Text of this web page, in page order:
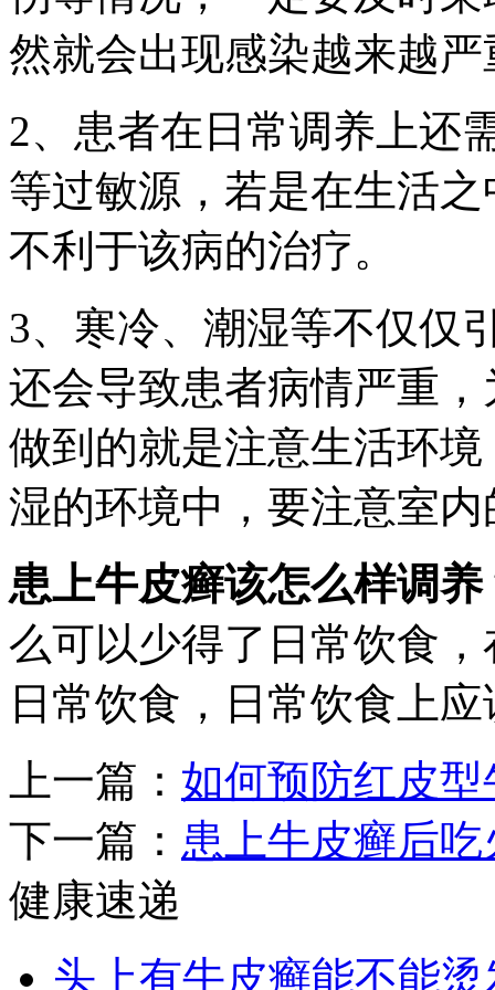
然就会出现感染越来越
2、患者在日常调养上还
等过敏源，若是在生活
不利于该病的治疗。
3、寒冷、潮湿等不仅仅
还会导致患者病情严重
做到的就是注意生活环
湿的环境中，要注意室
患上牛皮癣该怎么样调养
么可以少得了日常饮食
日常饮食，日常饮食上
上一篇： 如何预防红皮
下一篇： 患上牛皮癣后
健康速递
头上有牛皮癣能不能烫